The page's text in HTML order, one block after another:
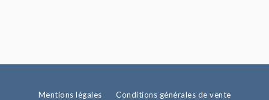
Mentions légales
Conditions générales de vente